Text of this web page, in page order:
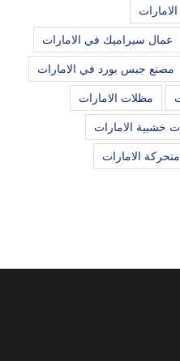
عمال سيراميك في الامارات
مصنع جبس بورد في الامارات
مظلات الامارات
خشبية الامارات
الامارات